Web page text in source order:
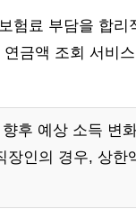
험료 부담을 합
금액 조회 서비
후 예상 소득 변
인의 경우, 상한